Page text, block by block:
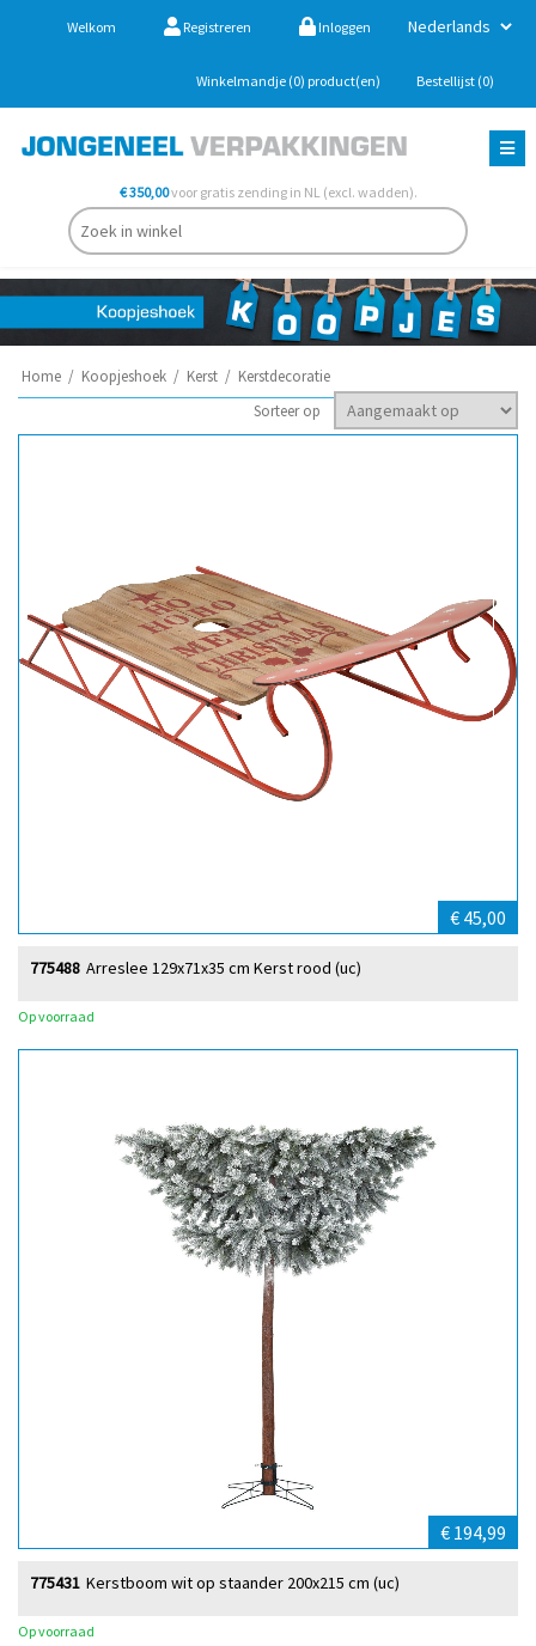
Welkom Registreren Inloggen
Winkelmandje (0) product(en) Bestellijst (0)
€ 350,00voor gratis zending in NL (excl. wadden).
Home / Koopjeshoek / Kerst / Kerstdecoratie
Sorteer op
€ 45,00
Arreslee 129x71x35 cm Kerst rood (uc)
775488
Op voorraad
€ 194,99
Kerstboom wit op staander 200x215 cm (uc)
775431
Op voorraad